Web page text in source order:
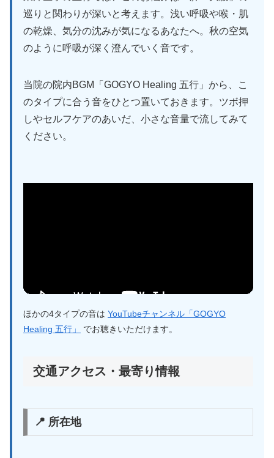
巡りと関わりが深いと考えます。浅い呼吸や喉・肌
の乾燥、気分の沈みが気になるあなたへ。秋の空気
のように呼吸が深く澄んでいく音です。
当院の院内BGM「GOGYO Healing 五行」から、こ
のタイプに合う音をひとつ置いておきます。ツボ押
しやセルフケアのあいだ、小さな音量で流してみて
ください。
ほかの4タイプの音は YouTubeチャンネル「GOGYO
Healing 五行」
でお聴きいただけます。
交通アクセス・最寄り情報
📍 所在地